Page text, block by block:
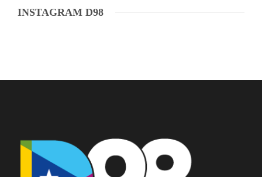
INSTAGRAM D98